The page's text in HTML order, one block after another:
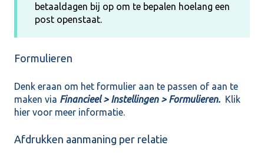
betaaldagen bij op om te bepalen hoelang een
post openstaat.
Formulieren
Denk eraan om het formulier aan te passen of aan te
maken via Financieel > Instellingen > Formulieren. Klik
hier voor meer informatie.
Afdrukken aanmaning per relatie